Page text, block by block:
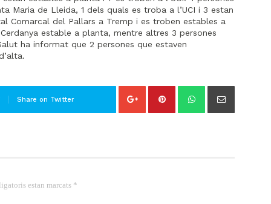
Maria de Lleida, 1 dels quals es troba a l’UCI i 3 estan
Comarcal del Pallars a Tremp i es troben estables a
estable a planta, mentre altres 3 persones
ha informat que 2 persones que estaven
Share on Twitter
estan marcats *